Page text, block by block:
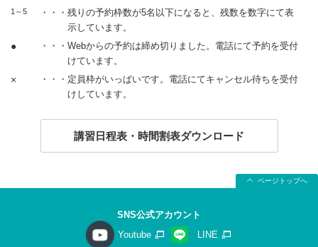
1～5
・・・残りの予約枠数が5名以下になると、残数を数字にて表
示しています。
●
・・・Webからの予約は締め切りました。電話にて予約を受付
けています。
×
・・・定員枠がいっぱいです。電話にてキャンセル待ちを受付
けしています。
講習日程表・時間割表ダウンロード
ページトップへ
SNS公式アカウント
Youtube
LINE